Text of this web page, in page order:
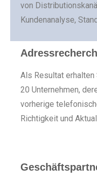
von
Kundenanalyse,
Als Resultat
20 Unternehmen,
vorherige
Richtigkeit und